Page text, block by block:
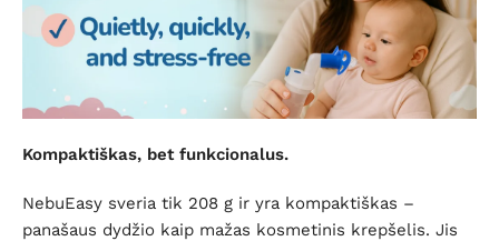
Kompaktiškas, bet funkcionalus.
NebuEasy sveria tik 208 g ir yra kompaktiškas –
panašaus dydžio kaip mažas kosmetinis krepšelis. Jis